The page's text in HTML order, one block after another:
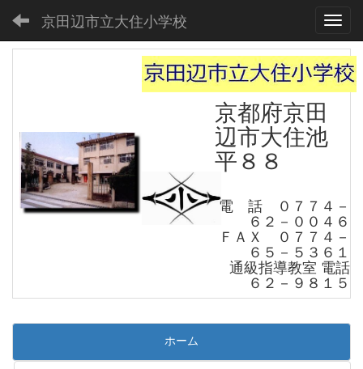
京田辺市立大住小学校
京都府京田
辺市大住池
平８８
電 話 ０７７４－
６２－００４６
ＦＡＸ ０７７４－
６５－５３６１
通級指導教室 電話
６２－９８１５
ホーム